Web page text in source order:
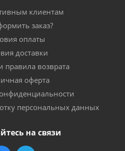
клиентам
заказ?
оплаты
доставки
правила возврата
оферта
персональных данных
на связи